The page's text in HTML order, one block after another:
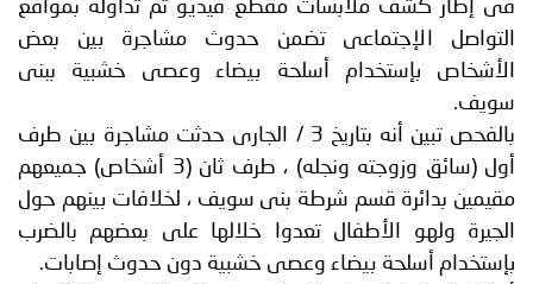
نحن
اتصل
بنا
كشف ملابسات مقطع فيديو تم تداوله بمواقع
الإجتماعى تضمن حدوث مشاجرة بين بعض
بإستخدام أسلحة بيضاء وعصى خشبية ببنى
بالفحص تبين أنه بتاريخ 3 / الجارى حدثت مشاجرة بين طرف
أول (سائق وزوجته ونجله) ، طرف ثان (3 أشخاص) جميعهم
بدائرة قسم شرطة بنى سويف ، لخلافات بينهم حول
ولهو الأطفال تعدوا خلالها على بعضهم بالضرب
أسلحة بيضاء وعصى خشبية دون حدوث إصابات.